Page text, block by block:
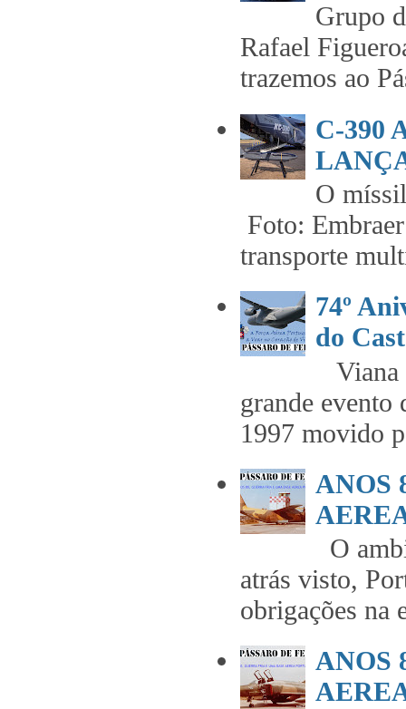
Grupo
Rafael
trazemos ao
C-390
O
Foto:
transporte
74º
do
Viana
grande evento
1997 movido
ANOS
O
atrás visto,
obrigações na
ANOS